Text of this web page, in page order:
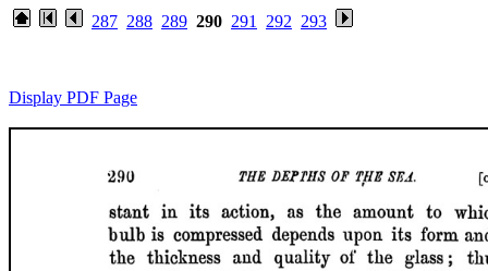
287 288 289 290 291 292 293
Display PDF Page